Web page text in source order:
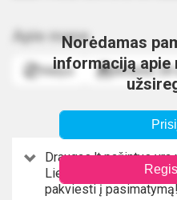
Apie mane
Vėžys Birželio 28
Norėdamas
informaciją apie
Draugas.lt pažintys
Lietuvoje, todėl čia
pakviesti į